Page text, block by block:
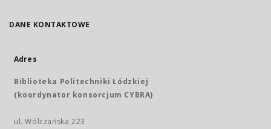
DANE KONTAKTOWE
Adres
Biblioteka Politechniki Łódzkiej
(koordynator konsorcjum CYBRA)
ul. Wólczańska 223